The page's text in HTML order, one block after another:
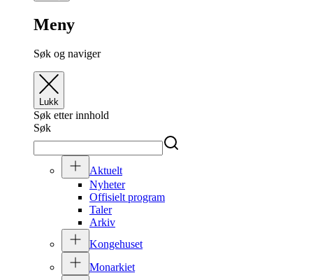
Meny
Søk og naviger
Lukk
Søk etter innhold
Søk
Aktuelt
Nyheter
Offisielt program
Taler
Arkiv
Kongehuset
Monarkiet